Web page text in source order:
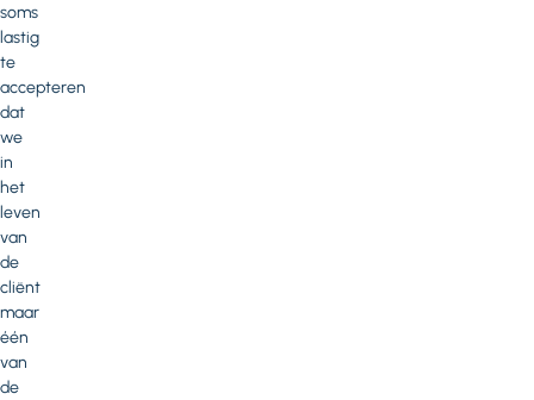
soms
lastig
te
accepteren
dat
we
in
het
leven
van
de
cliënt
maar
één
van
de